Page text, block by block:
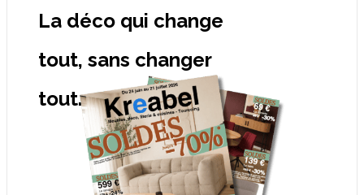
La déco qui change
tout, sans changer
tout.